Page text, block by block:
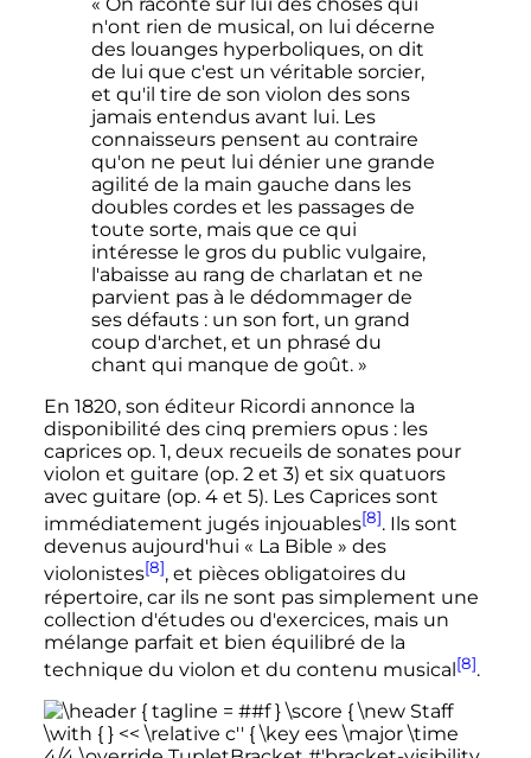
n'ont rien de musical, on lui décerne
des louanges hyperboliques, on dit
de lui que c'est un véritable sorcier,
et qu'il tire de son violon des sons
jamais entendus avant lui. Les
connaisseurs pensent au contraire
qu'on ne peut lui dénier une grande
agilité de la main gauche dans les
doubles cordes et les passages de
toute sorte, mais que ce qui
intéresse le gros du public vulgaire,
l'abaisse au rang de charlatan et ne
parvient pas à le dédommager de
ses défauts : un son fort, un grand
coup d'archet, et un phrasé du
chant qui manque de goût. »
En 1820, son éditeur Ricordi annonce la
disponibilité des cinq premiers opus : les
caprices op. 1, deux recueils de sonates pour
violon et guitare (op. 2 et 3) et six quatuors
avec guitare (op. 4 et 5). Les Caprices sont
immédiatement jugés injouables[8]. Ils sont
devenus aujourd'hui « La Bible » des
violonistes[8], et pièces obligatoires du
répertoire, car ils ne sont pas simplement une
collection d'études ou d'exercices, mais un
mélange parfait et bien équilibré de la
technique du violon et du contenu musical[8].